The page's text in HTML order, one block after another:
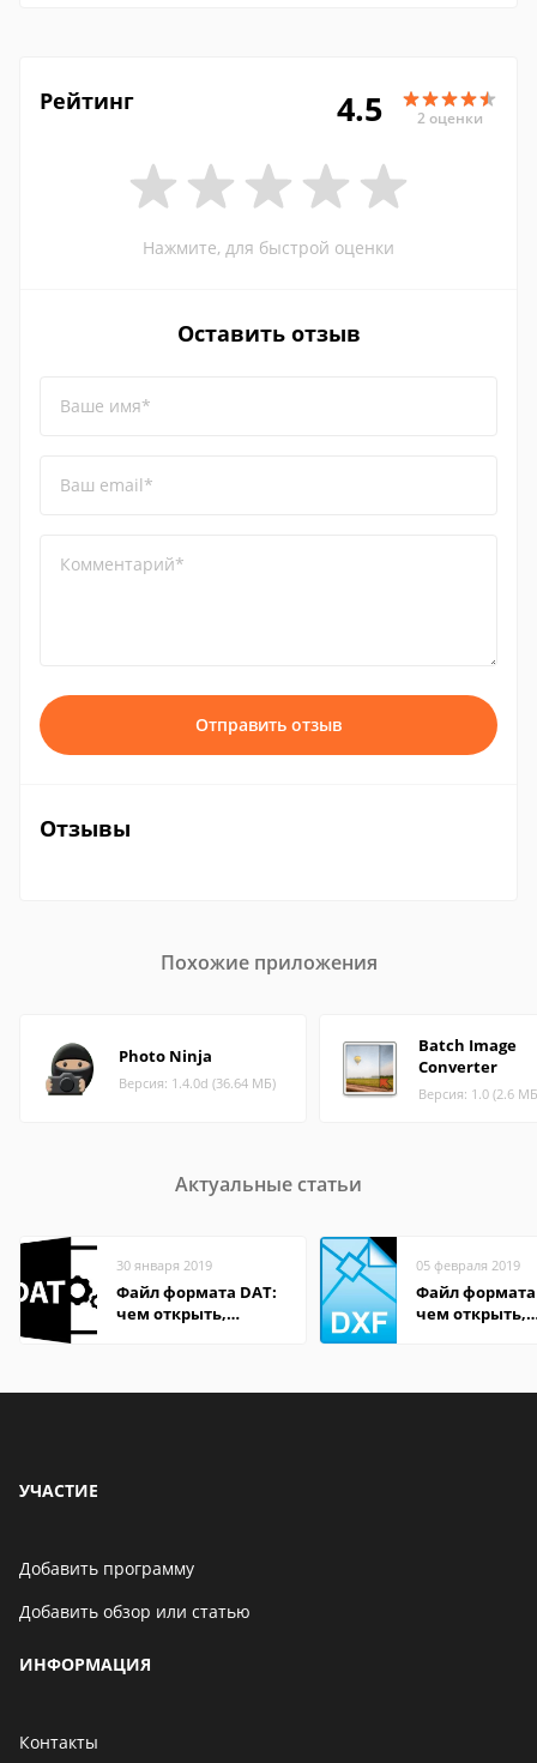
Рейтинг 4.5 2 оценки
Нажмите, для быстрой оценки
Оставить отзыв
Ваше имя*
Ваш email*
Комментарий*
Отправить отзыв
Отзывы
Похожие приложения
Photo Ninja
Версия: 1.4.0d (36.64 МБ)
Batch Image
Converter
Версия: 1.0 (2.6
Актуальные статьи
30 января 2019
Файл формата DAT:
чем открыть,
05 февраля 2019
Файл формата
чем открыть,
УЧАСТИЕ
Добавить программу
Добавить обзор или статью
ИНФОРМАЦИЯ
Контакты